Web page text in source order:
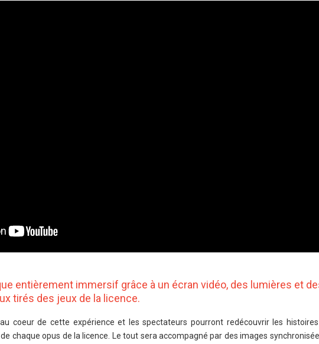
entièrement immersif grâce à un écran vidéo, des lumières et
tirés des jeux de la licence.
coeur de cette expérience et les spectateurs pourront redécouvrir les
chaque opus de la licence. Le tout sera accompagné par des images